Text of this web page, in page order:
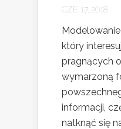
CZE 17, 2018
który
pragnących
wymarzoną
informacji,
natknąć się